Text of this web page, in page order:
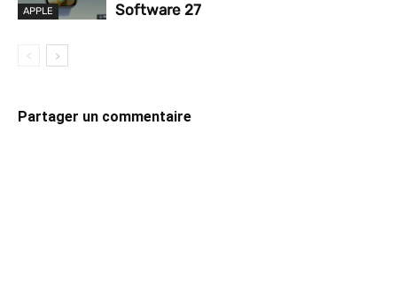
APPLE
Software 27
Partager un commentaire